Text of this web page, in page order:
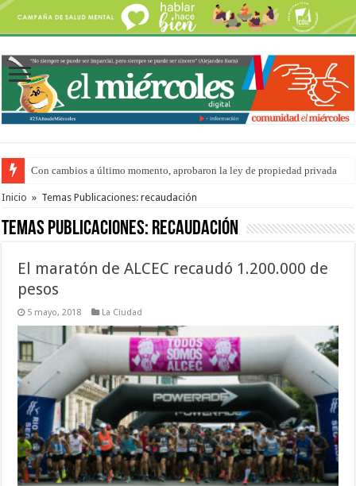
Con cambios a último momento, aprobaron la ley de propiedad privada
Adopción en Entre Ríos: el 35% de los 90 niños, niñas y adolescentes que
Inicio » Temas Publicaciones: recaudación
Temas Publicaciones: recaudación
El maratón de ALCEC recaudó 1.200.000 de
pesos
5 mayo, 2018 La Ciudad